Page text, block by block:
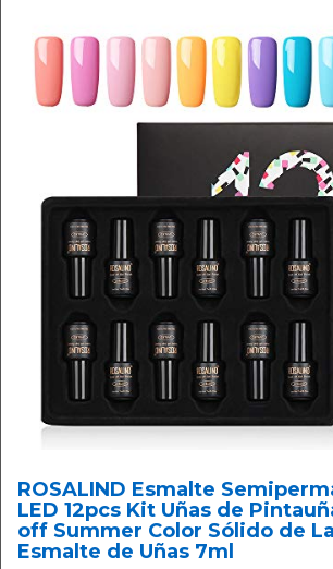
ROSALIND Esmalte
LED 12pcs Kit Uñas de
off Summer Color Sólido de
Esmalte de Uñas 7ml